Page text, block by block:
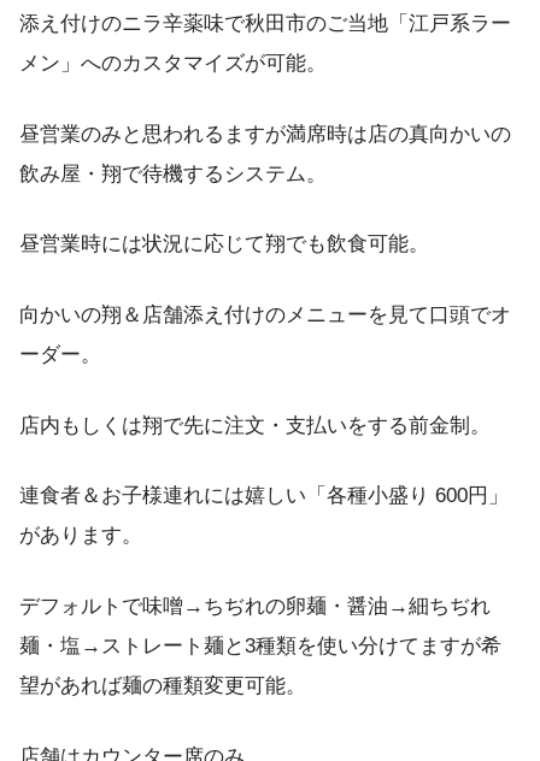
添え付けのニラ辛薬味で秋田市のご当地「江戸系ラー
メン」へのカスタマイズが可能。
昼営業のみと思われるますが満席時は店の真向かいの
飲み屋・翔で待機するシステム。
昼営業時には状況に応じて翔でも飲食可能。
向かいの翔＆店舗添え付けのメニューを見て口頭でオ
ーダー。
店内もしくは翔で先に注文・支払いをする前金制。
連食者＆お子様連れには嬉しい「各種小盛り 600円」
があります。
デフォルトで味噌→ちぢれの卵麺・醤油→細ちぢれ
麺・塩→ストレート麺と3種類を使い分けてますが希
望があれば麺の種類変更可能。
店舗はカウンター席のみ。